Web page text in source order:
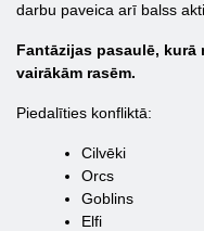
darbu paveica arī balss
Fantāzijas pasaulē,
vairākām rasēm.
Piedalīties konfliktā:
Cilvēki
Orcs
Goblins
Elfi